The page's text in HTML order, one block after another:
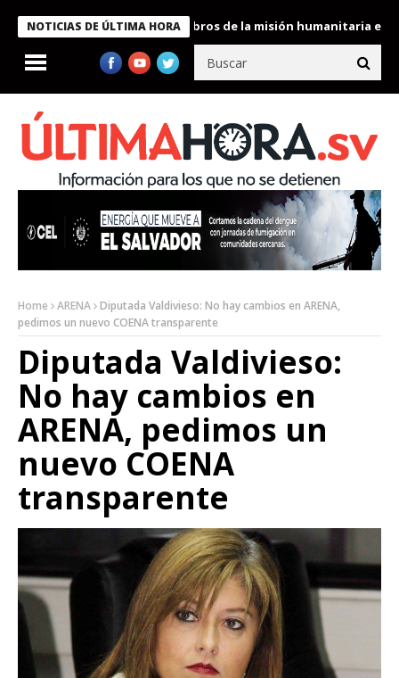
NOTICIAS DE ÚLTIMA HORA
Bukele condecora a miembros de la misión humanitaria enviada
Home ARENA Diputada Valdivieso: No hay cambios en ARENA,
pedimos un nuevo COENA transparente
Diputada Valdivieso:
No hay cambios en
ARENA, pedimos un
nuevo COENA
transparente